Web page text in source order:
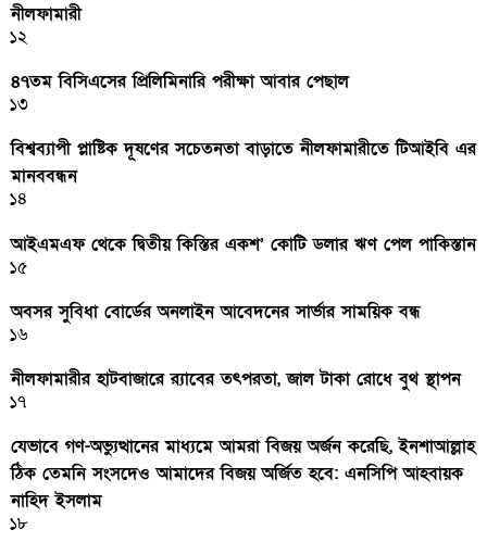
নীলফামারী
১২
৪৭তম বিসিএসের প্রিলিমিনারি পরীক্ষা আবার পেছাল
১৩
বিশ্বব্যাপী প্লাষ্টিক দূষণের সচেতনতা বাড়াতে নীলফামারীতে টিআইবি এর
মানববন্ধন
১৪
আইএমএফ থেকে দ্বিতীয় কিস্তির একশ’ কোটি ডলার ঋণ পেল পাকিস্তান
১৫
অবসর সুবিধা বোর্ডের অনলাইন আবেদনের সার্ভার সাময়িক বন্ধ
১৬
নীলফামারীর হাটবাজারে র‌্যাবের তৎপরতা, জাল টাকা রোধে বুথ স্থাপন
১৭
যেভাবে গণ-অভ্যুত্থানের মাধ্যমে আমরা বিজয় অর্জন করেছি, ইনশাআল্লাহ
ঠিক তেমনি সংসদেও আমাদের বিজয় অর্জিত হবে: এনসিপি আহবায়ক
নাহিদ ইসলাম
১৮